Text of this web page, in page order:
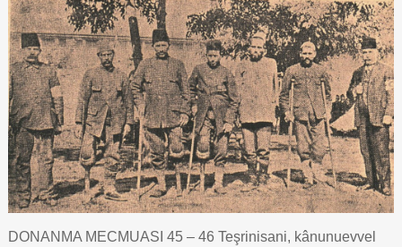
DONANMA MECMUASI 45 – 46 Teşrinisani, kânunuevvel